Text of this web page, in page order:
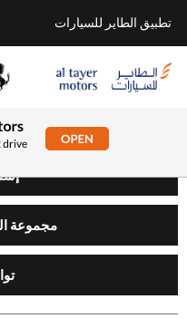
تطبيق الطاير للسيارات
مجموعة